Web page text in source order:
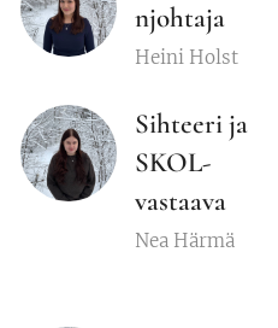
njohtaja
Heini Holst
Sihteeri ja
SKOL-
vastaava
Nea Härmä